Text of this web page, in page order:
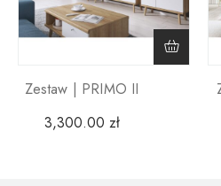
Zestaw | PRIMO II
3,300.00 zł